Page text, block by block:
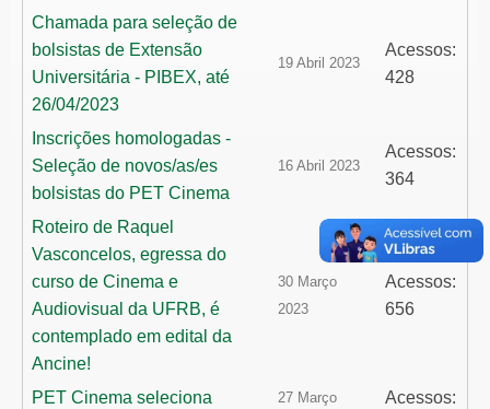
Chamada para seleção de
bolsistas de Extensão
Universitária - PIBEX, até
26/04/2023
19 Abril 2023
Acessos:
428
Inscrições homologadas -
Seleção de novos/as/es
bolsistas do PET Cinema
16 Abril 2023
Acessos:
364
Roteiro de Raquel
Vasconcelos, egressa do
curso de Cinema e
Audiovisual da UFRB, é
contemplado em edital da
Ancine!
30 Março
2023
Acessos:
656
PET Cinema seleciona
27 Março
Acessos: